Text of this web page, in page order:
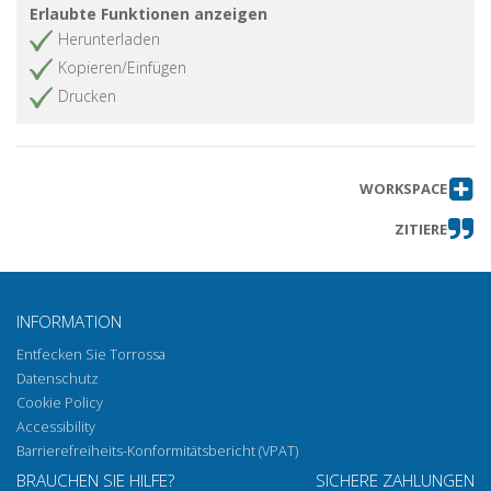
Erlaubte Funktionen anzeigen
Herunterladen
Kopieren/Einfügen
Drucken
WORKSPACE
ZITIERE
INFORMATION
Entfecken Sie Torrossa
Datenschutz
Cookie Policy
Accessibility
Barrierefreiheits-Konformitätsbericht (VPAT)
BRAUCHEN SIE HILFE? SICHERE ZAHLUNGEN